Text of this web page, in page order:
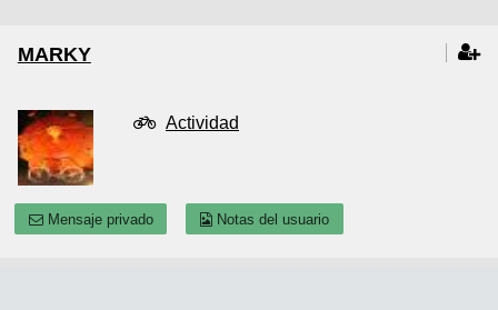
MARKY
Actividad
Mensaje privado Notas del usuario